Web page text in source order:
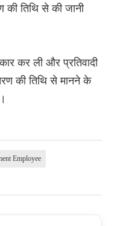
की तिथि से की जानी
कर ली और प्रतिवादी
की तिथि से मानने के
Employee